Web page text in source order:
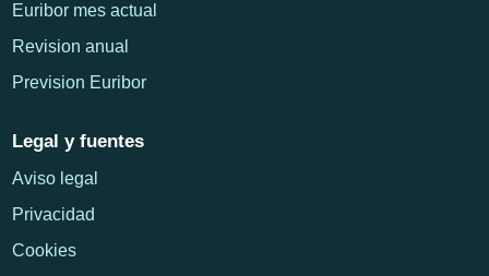
Euribor mes actual
Revision anual
Prevision Euribor
Legal y fuentes
Aviso legal
Privacidad
Cookies